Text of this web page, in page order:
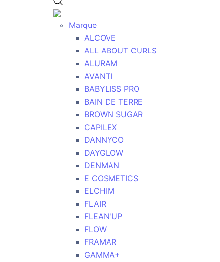
Marque
ALCOVE
ALL ABOUT CURLS
ALURAM
AVANTI
BABYLISS PRO
BAIN DE TERRE
BROWN SUGAR
CAPILEX
DANNYCO
DAYGLOW
DENMAN
E COSMETICS
ELCHIM
FLAIR
FLEAN'UP
FLOW
FRAMAR
GAMMA+